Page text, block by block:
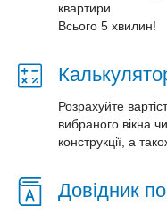
квартири.
Всього 5 хвилин!
Розрахуйте
вибраного вікна
конструкції, а
Довідник